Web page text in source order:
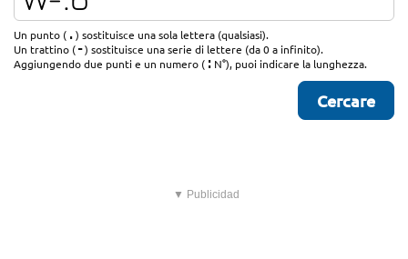
Un punto (.) sostituisce una sola lettera (qualsiasi).
Un trattino (-) sostituisce una serie di lettere (da 0 a infinito).
Aggiungendo due punti e un numero (: N°), puoi indicare la lunghezza.
▼ Publicidad